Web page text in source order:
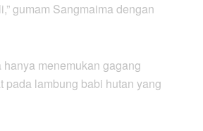
gumam Sangmaima dengan
menemukan gagang
pada lambung babi hutan yang